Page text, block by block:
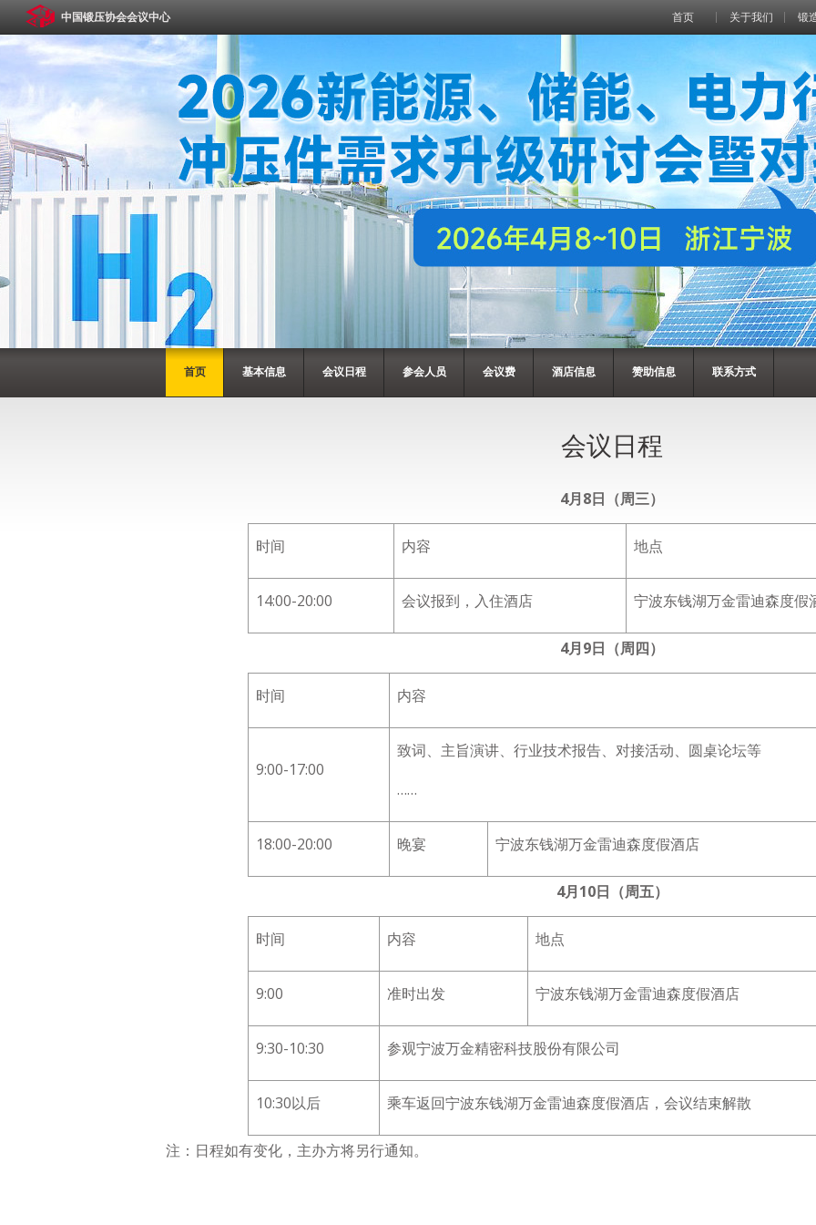
中国锻压协会会议中心 锻
关于我们
首页
首页 基本信息 会议日程 参会人员 会议费 酒店信息 赞助信息 联系方式
会议日程
4月8日（周三）
时间 内容 地点
14:00-20:00 会议报到，入住酒店 宁波东钱湖万金雷迪森度假
4月9日（周四）
时间 内容
9:00-17:00
致词、主旨演讲、行业技术报告、对接活动、圆桌论坛等
……
18:00-20:00 晚宴 宁波东钱湖万金雷迪森度假酒店
4月10日（周五）
时间 内容 地点
9:00 准时出发 宁波东钱湖万金雷迪森度假酒店
9:30-10:30 参观宁波万金精密科技股份有限公司
10:30以后 乘车返回宁波东钱湖万金雷迪森度假酒店，会议结束解散
注：日程如有变化，主办方将另行通知。